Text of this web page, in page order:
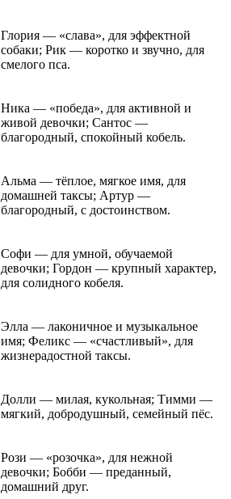
Глория — «слава», для эффектной
собаки; Рик — коротко и звучно, для
смелого пса.
Ника — «победа», для активной и
живой девочки; Сантос —
благородный, спокойный кобель.
Альма — тёплое, мягкое имя, для
домашней таксы; Артур —
благородный, с достоинством.
Софи — для умной, обучаемой
девочки; Гордон — крупный характер,
для солидного кобеля.
Элла — лаконичное и музыкальное
имя; Феликс — «счастливый», для
жизнерадостной таксы.
Долли — милая, кукольная; Тимми —
мягкий, добродушный, семейный пёс.
Рози — «розочка», для нежной
девочки; Бобби — преданный,
домашний друг.